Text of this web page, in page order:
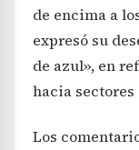
de encima a
expresó su
de azul», en
hacia sectores
Los